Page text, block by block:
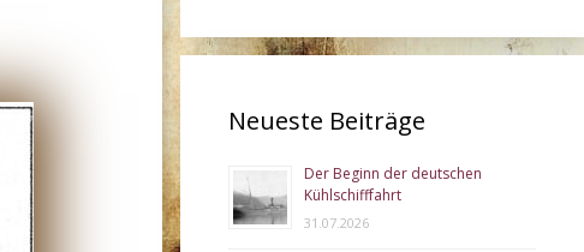
Neueste Beiträge
Der Beginn der deutschen
Kühlschifffahrt
31.07.2026